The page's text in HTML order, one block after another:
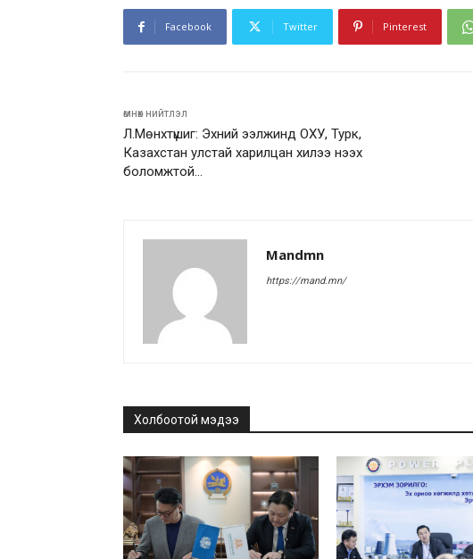
Facebook Twitter Pinterest
өмнөх нийтлэл
Л.Мөнхтүшиг: Эхний ээлжинд ОХУ, Турк,
Казахстан улстай харилцан хилээ нээх
боломжтой…
Mandmn
https://mand.mn/
Холбоотой мэдээ